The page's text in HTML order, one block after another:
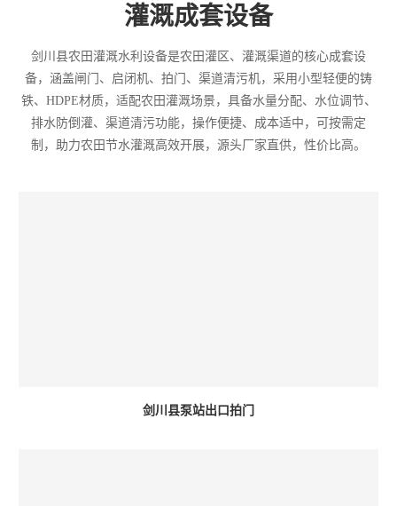
灌溉成套设备
剑川县农田灌溉水利设备是农田灌区、灌溉渠道的核心成套设
备，涵盖闸门、启闭机、拍门、渠道清污机，采用小型轻便的铸
铁、HDPE材质，适配农田灌溉场景，具备水量分配、水位调节、
排水防倒灌、渠道清污功能，操作便捷、成本适中，可按需定
制，助力农田节水灌溉高效开展，源头厂家直供，性价比高。
剑川县泵站出口拍门